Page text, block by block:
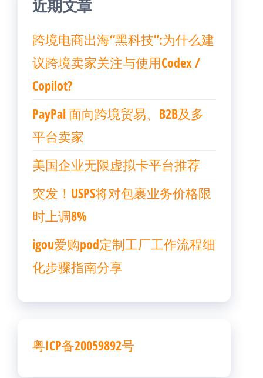
近期文章
跨境电商出海“黑科技”:为什么建
议跨境卖家关注与使用Codex /
Copilot?
PayPal 面向跨境贸易、B2B及多
平台卖家
美国企业无限虚拟卡平台推荐
突发！USPS将对包裹业务价格限
时上调8%
igou爱购pod定制工厂工作流程细
化步骤指南分享
粤ICP备20059892号